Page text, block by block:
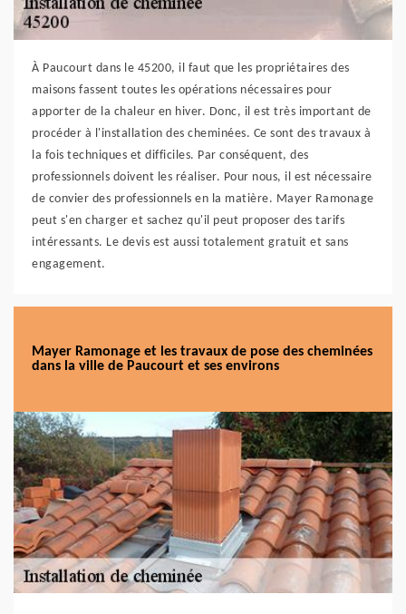
À Paucourt dans le 45200, il faut que les propriétaires des
maisons fassent toutes les opérations nécessaires pour
apporter de la chaleur en hiver. Donc, il est très important de
procéder à l'installation des cheminées. Ce sont des travaux à
la fois techniques et difficiles. Par conséquent, des
professionnels doivent les réaliser. Pour nous, il est nécessaire
de convier des professionnels en la matière. Mayer Ramonage
peut s'en charger et sachez qu'il peut proposer des tarifs
intéressants. Le devis est aussi totalement gratuit et sans
engagement.
Mayer Ramonage et les travaux de pose des cheminées
dans la ville de Paucourt et ses environs